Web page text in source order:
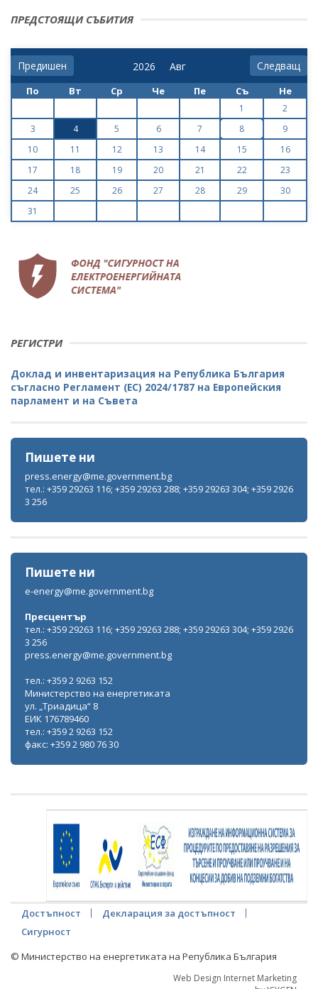
ПРЕДСТОЯЩИ СЪБИТИЯ
Предишен Следващ
По Вт Ср Че Пе Съ Не
1
2
3
4 5 6 7 8
9
10
11 12 13 14 15
16
17
18 19 20 21 22
23
24
25 26 27 28 29
30
31
РЕГИСТРИ
Доклад и инвентаризация на Република България
съгласно Регламент (ЕС) 2024/1787 на Европейския
парламент и на Съвета
Пишете ни
press.energy@me.government.bg
тел.: +359 29263 116; +359 29263 288; +359 29263 304; +359 2926
3 256
Пишете ни
e-energy@me.government.bg
Пресцентър
тел.: +359 29263 116; +359 29263 288; +359 29263 304; +359 2926
3 256
press.energy@me.government.bg
тел.: +359 2 9263 152
Министерство на енергетиката
ул. „Триадица“ 8
ЕИК 176789460
тел.: +359 2 9263 152
факс: +359 2 980 76 30
Достъпност
Декларация за достъпност
Сигурност
© Министерство на енергетиката на Република България
Web Design Internet Marketing